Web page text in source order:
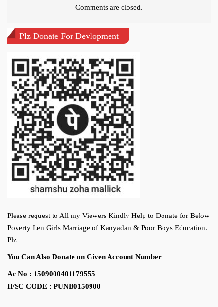
Comments are closed.
Plz Donate For Devlopment
Please request to All my Viewers Kindly Help to Donate for Below
Poverty Len Girls Marriage of Kanyadan & Poor Boys Education.
Plz
You Can Also Donate on Given Account Number
Ac No : 1509000401179555
IFSC CODE : PUNB0150900